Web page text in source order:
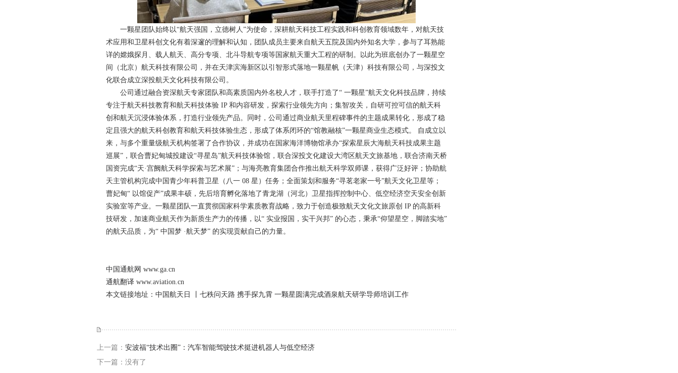
一颗星团队始终以“航天强国，立德树人”为使命，深耕航天科技工程实践和科创教育领域数年，对航天技
术应用和卫星科创文化有着深邃的理解和认知，团队成员主要来自航天五院及国内外知名大学，参与了耳熟能
详的嫦娥探月、载人航天、高分专项、北斗导航专项等国家航天重大工程的研制。以此为班底创办了一颗星空
间（北京）航天科技有限公司，并在天津滨海新区以引智形式落地一颗星帆（天津）科技有限公司，与深投文
化联合成立深投航天文化科技有限公司。
公司通过融合资深航天专家团队和高素质国内外名校人才，联手打造了“ 一颗星”航天文化科技品牌，持续
专注于航天科技教育和航天科技体验 IP 和内容研发，探索行业领先方向；集智攻关，自研可控可信的航天科
创和航天沉浸体验体系，打造行业领先产品。同时，公司通过商业航天里程碑事件的主题成果转化，形成了稳
定且强大的航天科创教育和航天科技体验生态，形成了体系闭环的“馆教融核”一颗星商业生态模式。 自成立以
来，与多个重量级航天机构签署了合作协议，并成功在国家海洋博物馆承办“探索星辰大海航天科技成果主题
巡展”，联合曹妃甸城投建设“寻星岛”航天科技体验馆，联合深投文化建设大湾区航天文旅基地，联合济南天桥
国资完成“天·宫阙航天科学探索与艺术展”；与海亮教育集团合作推出航天科学双师课，获得广泛好评；协助航
天主管机构完成中国青少年科普卫星（八一 08 星）任务；全面策划和服务“寻茗老家一号”航天文化卫星等；
曹妃甸“ 以馆促产”成果丰硕，先后培育孵化落地了青龙湖（河北）卫星指挥控制中心、低空经济空天安全创新
实验室等产业。一颗星团队一直贯彻国家科学素质教育战略，致力于创造极致航天文化文旅原创 IP 的高新科
技研发，加速商业航天作为新质生产力的传播，以“ 实业报国，实干兴邦” 的心态，秉承“仰望星空， 脚踏实地”
的航天品质，为“ 中国梦 ·航天梦” 的实现贡献自己的力量。
中国通航网 www.ga.cn
通航翻译 www.aviation.cn
本文链接地址： 中国航天日 丨七秩问天路 携手探九霄 一颗星圆满完成酒泉航天研学导师培训工作
上一篇： 安波福“技术出圈”：汽车智能驾驶技术挺进机器人与低空经济
下一篇：没有了